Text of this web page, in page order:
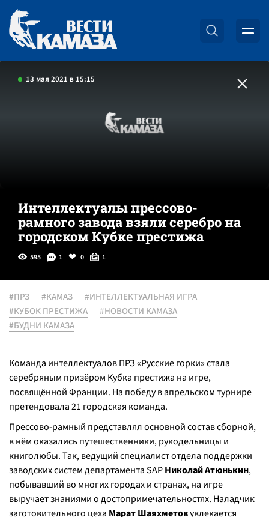
13 мая 2021 в 15:15
Интеллектуалы прессово-
рамного завода взяли серебро на
городском Кубке престижа
595 1 0 1
#ПРЗ #КАМАЗ
#ИНТЕЛЛЕКТУАЛЬНАЯ ИГРА
#КУБОК ПРЕСТИЖА
#НОВОСТИ КАМАЗА
#БУДНИ КАМАЗА
Команда интеллектуалов ПРЗ «Русские горки» стала
серебряным призёром Кубка престижа на игре,
посвящённой Франции. На победу в апрельском турнире
претендовала 21 городская команда.
Прессово-рамный представлял основной состав сборной,
в нём оказались путешественники, рукодельницы и
книголюбы. Так, ведущий специалист отдела поддержки
заводских систем департамента SAPНиколай Атюнькин,
побывавший во многих городах и странах, на игре
выручает знаниями о достопримечательностях. Наладчик
заготовительного цеха Марат Шаяхметовувлекается